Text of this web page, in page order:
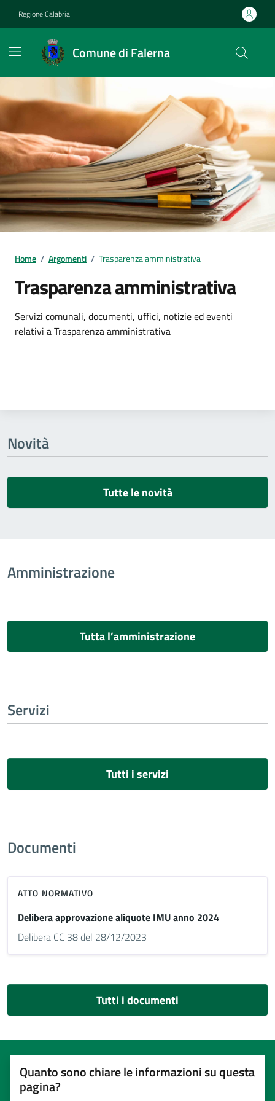
Regione Calabria
Comune di Falerna
Home / Argomenti / Trasparenza amministrativa
Trasparenza amministrativa
Dettagli dell'argomento
Servizi comunali, documenti, uffici, notizie ed eventi
relativi a Trasparenza amministrativa
Novità
Tutte le novità
Amministrazione
Tutta l’amministrazione
Servizi
Tutti i servizi
Documenti
ATTO NORMATIVO
Delibera approvazione aliquote IMU anno 2024
Delibera CC 38 del 28/12/2023
Tutti i documenti
Quanto sono chiare le informazioni su questa
pagina?